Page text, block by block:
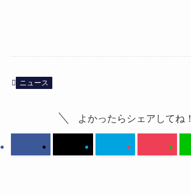
ニュース
よかったらシェアしてね！